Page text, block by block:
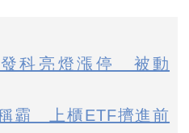
科亮燈漲停 被動
霸 上櫃ETF擠進前